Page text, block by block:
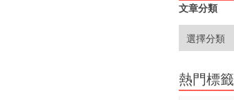
文章分類
熱門標籤